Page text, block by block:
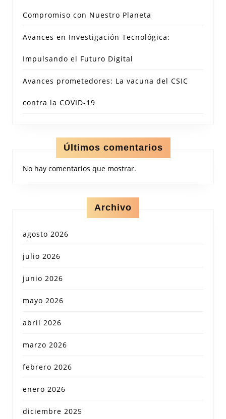
Compromiso con Nuestro Planeta
Avances en Investigación Tecnológica:
Impulsando el Futuro Digital
Avances prometedores: La vacuna del CSIC
contra la COVID-19
Últimos comentarios
No hay comentarios que mostrar.
Archivo
agosto 2026
julio 2026
junio 2026
mayo 2026
abril 2026
marzo 2026
febrero 2026
enero 2026
diciembre 2025